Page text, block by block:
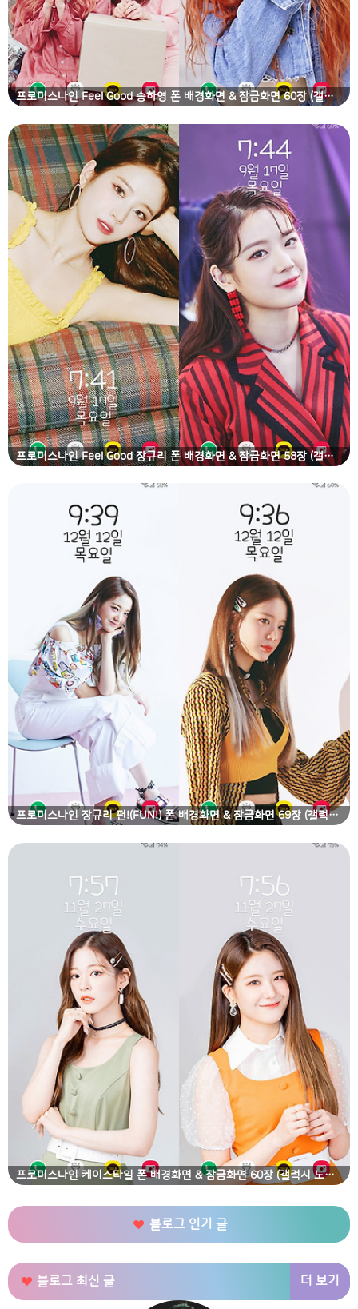
프로미스나인 Feel Good 송하영 폰 배경화면 & 잠금화면 60장 (갤럭시 노트8, 노트9, S8, S9)
프로미스나인 Feel Good 장규리 폰 배경화면 & 잠금화면 58장 (갤럭시 노트8, 노트9, S8, S9)
프로미스나인 장규리 펀!(FUN!) 폰 배경화면 & 잠금화면 69장 (갤럭시 노트8, 노트9, S8, S9)
프로미스나인 케이스타일 폰 배경화면 & 잠금화면 60장 (갤럭시 노트8, 노트9, S8, S9)
블로그 인기 글
블로그 최신 글 더 보기